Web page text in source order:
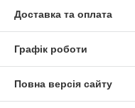
Доставка та оплата
Графік роботи
Повна версія сайту